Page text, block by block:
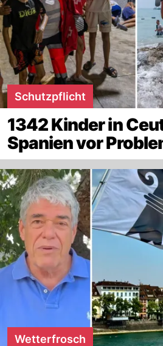
Schutzpflicht
1342 Kinder in
Spanien vor
Wetterfrosch